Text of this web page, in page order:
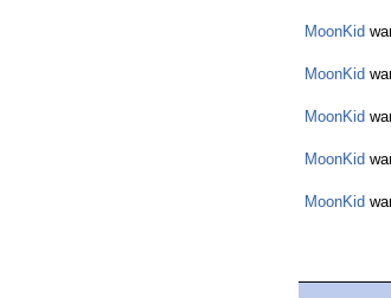
MoonKid
MoonKid
MoonKid
MoonKid
MoonKid